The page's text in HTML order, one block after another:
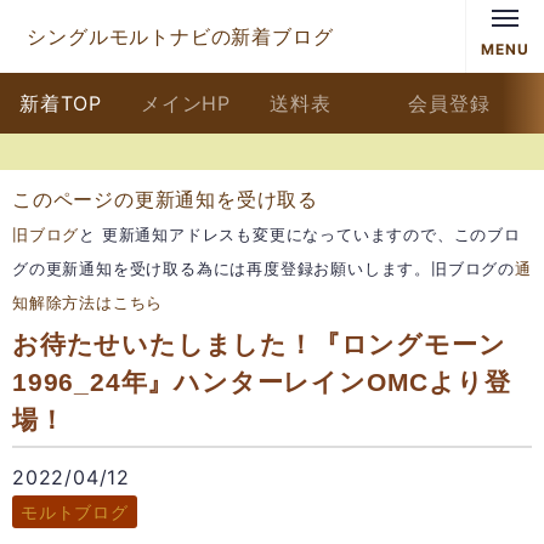
シングルモルトナビの新着ブログ
MENU
新着TOP メインHP 送料表 会員登録
このページの更新通知を受け取る
旧ブログと 更新通知アドレスも変更になっていますので、このブロ
グの更新通知を受け取る為には再度登録お願いします。旧ブログの通
知解除方法はこちら
お待たせいたしました！『ロングモーン
1996_24年』ハンターレインOMCより登
場！
2022/04/12
モルトブログ